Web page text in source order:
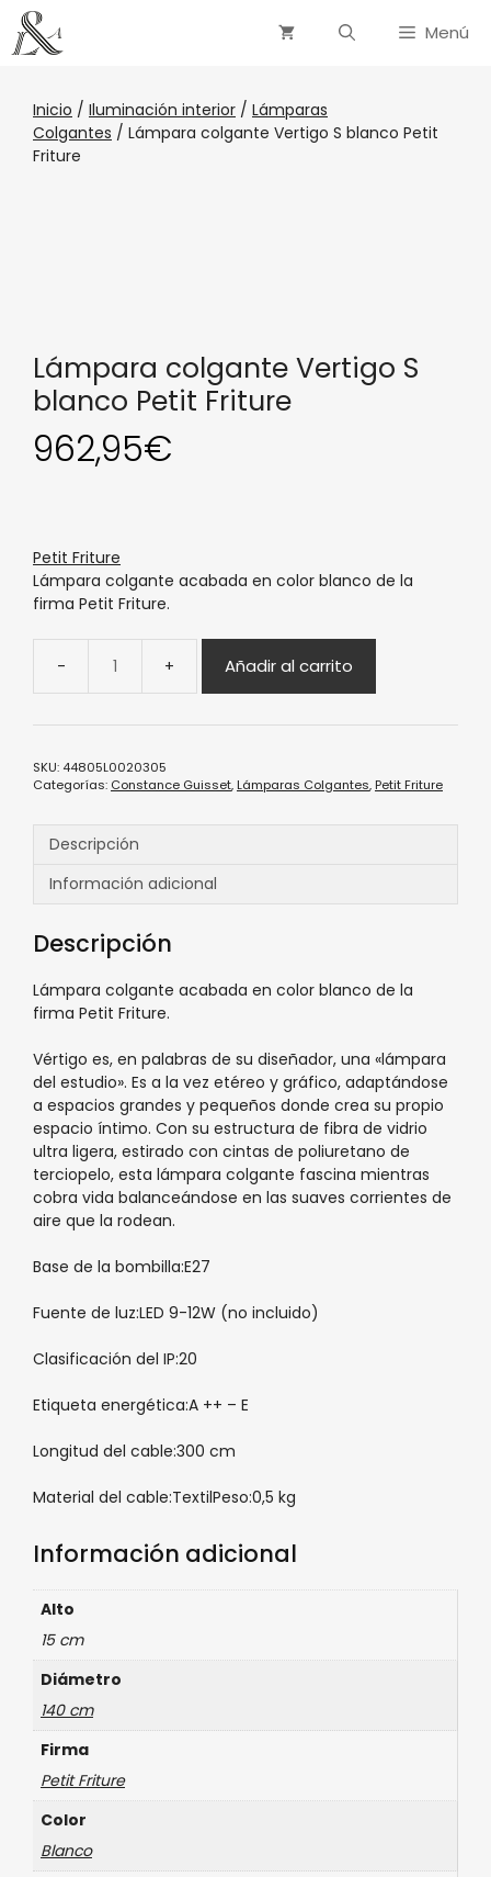
Menú
Inicio / Iluminación interior / Lámparas
Colgantes / Lámpara colgante Vertigo S blanco Petit
Friture
Lámpara colgante Vertigo S
blanco Petit Friture
962,95€
Petit Friture
Lámpara colgante acabada en color blanco de la
firma Petit Friture.
Añadir al carrito
SKU: 44805L0020305
Categorías: Constance Guisset,Lámparas Colgantes,Petit Friture
Descripción
Información adicional
Descripción
Lámpara colgante acabada en color blanco de la
firma Petit Friture.
Vértigo es, en palabras de su diseñador, una «lámpara
del estudio». Es a la vez etéreo y gráfico, adaptándose
a espacios grandes y pequeños donde crea su propio
espacio íntimo. Con su estructura de fibra de vidrio
ultra ligera, estirado con cintas de poliuretano de
terciopelo, esta lámpara colgante fascina mientras
cobra vida balanceándose en las suaves corrientes de
aire que la rodean.
Base de la bombilla:E27
Fuente de luz:LED 9-12W (no incluido)
Clasificación del IP:20
Etiqueta energética:A ++ – E
Longitud del cable:300 cm
Material del cable:TextilPeso:0,5 kg
Información adicional
Alto
15 cm
Diámetro
140 cm
Firma
Petit Friture
Color
Blanco